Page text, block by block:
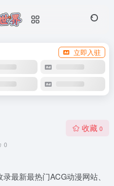
立即入驻
0
收藏 0
最新最热门ACG动漫网站、